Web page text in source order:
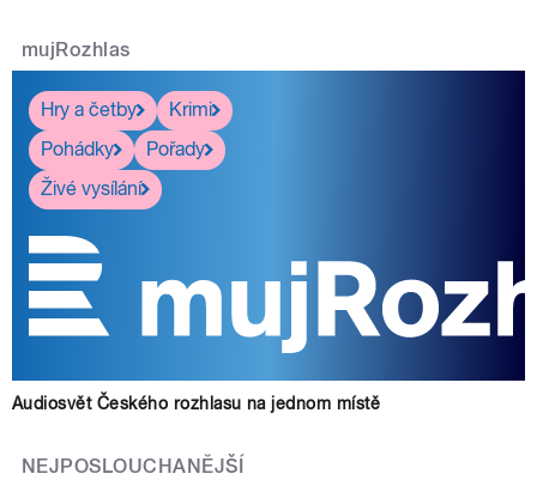
mujRozhlas
Hry a četby
Krimi
Pohádky
Pořady
Živé vysílání
Audiosvět Českého rozhlasu na jednom místě
NEJPOSLOUCHANĚJŠÍ